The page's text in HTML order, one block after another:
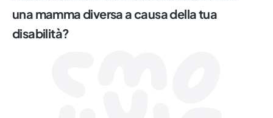
una mamma diversa a causa della tua
disabilità?